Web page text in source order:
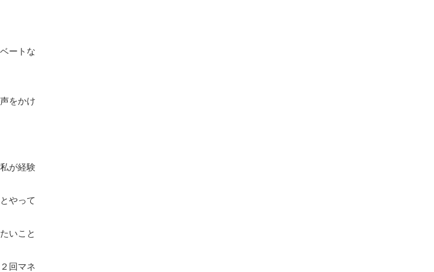
ートな
をかけ
が経験
やって
いこと
回マネ